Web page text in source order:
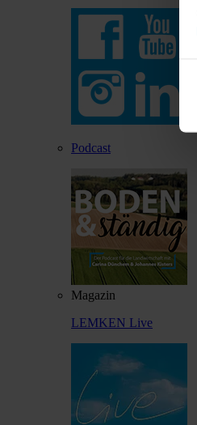
Podcast
Magazin
LEMKEN Live